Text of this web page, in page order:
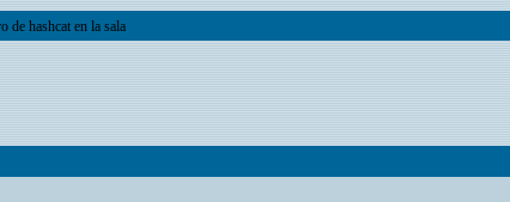
de hashcat en la sala